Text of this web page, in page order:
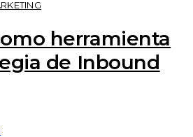
herramienta
de Inbound